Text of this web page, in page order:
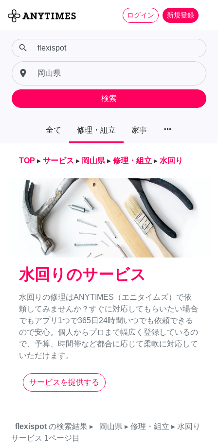
ログイン 新規登録
全て 修理・組立 家事 more_horiz
search
place
検索
TOP ▸ サービス ▸ 岡山県 ▸ 修理・組立 ▸ 水回り
水回りのサービス
水回りの修理はANYTIMES（エニタイムズ）で依
頼してみませんか？すぐに対応してもらいたい場合
でもアプリ1つで365日24時間いつでも依頼できる
ので安心。個人からプロまで幅広く登録しているの
で、予算、時間帯など都合に応じて柔軟に対応して
いただけます。
サービスを提供する
flexispot の検索結果 ▸ 岡山県 ▸ 修理・組立 ▸ 水回り
サービス 1ページ目